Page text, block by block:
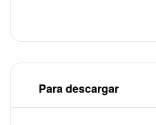
Para descargar